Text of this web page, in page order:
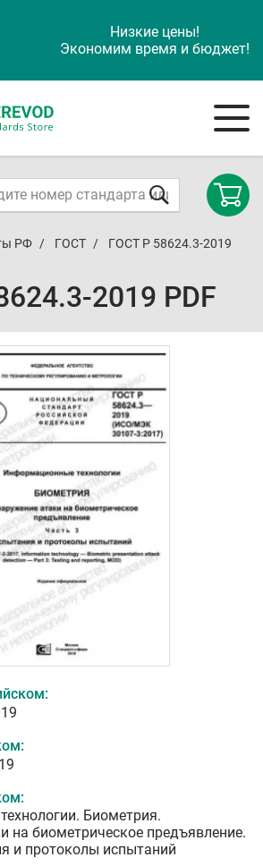
Низкие цены!
Экономим время и бюджет!
РФ ГОСТ ГОСТ Р 58624.3-2019
2019 PDF
Биометрия.
на биометрическое предъявление.
и протоколы испытаний